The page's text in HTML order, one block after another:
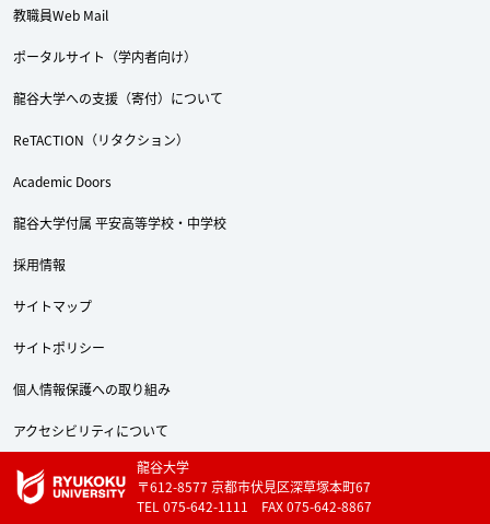
教職員Web Mail
ポータルサイト（学内者向け）
龍谷大学への支援（寄付）について
ReTACTION（リタクション）
Academic Doors
龍谷大学付属 平安高等学校・中学校
採用情報
サイトマップ
サイトポリシー
個人情報保護への取り組み
アクセシビリティについて
龍谷大学
〒612-8577 京都市伏見区深草塚本町67
TEL 075-642-1111 FAX 075-642-8867